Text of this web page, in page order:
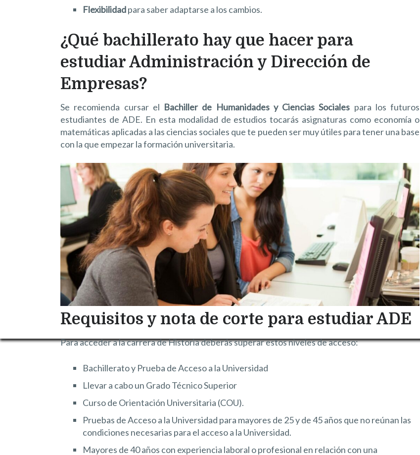
Flexibilidadpara saber adaptarse a los cambios.
¿Qué bachillerato hay que hacer para
estudiar Administración y Dirección de
Empresas?
Se recomienda cursar el Bachiller de Humanidades y Ciencias Sociales para los futuros
estudiantes de ADE. En esta modalidad de estudios tocarás asignaturas como economía o
matemáticas aplicadas a las ciencias sociales que te pueden ser muy útiles para tener una base
con la que empezar la formación universitaria.
Requisitos y nota de corte para estudiar ADE
Para acceder a la carrera de Historia deberás superar estos niveles de acceso:
Bachillerato y Prueba de Acceso a la Universidad
Llevar a cabo un Grado Técnico Superior
Curso de Orientación Universitaria (COU).
Pruebas de Acceso a la Universidad para mayores de 25 y de 45 años que no reúnan las
condiciones necesarias para el acceso a la Universidad.
Mayores de 40 años con experiencia laboral o profesional en relación con una